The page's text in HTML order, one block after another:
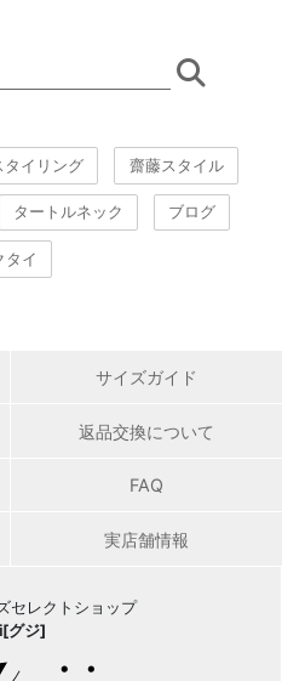
タイリング 齋藤スタイル
タートルネック ブログ
タイ
サイズガイド
返品交換について
FAQ
実店舗情報
セレクトショップ
グジ]